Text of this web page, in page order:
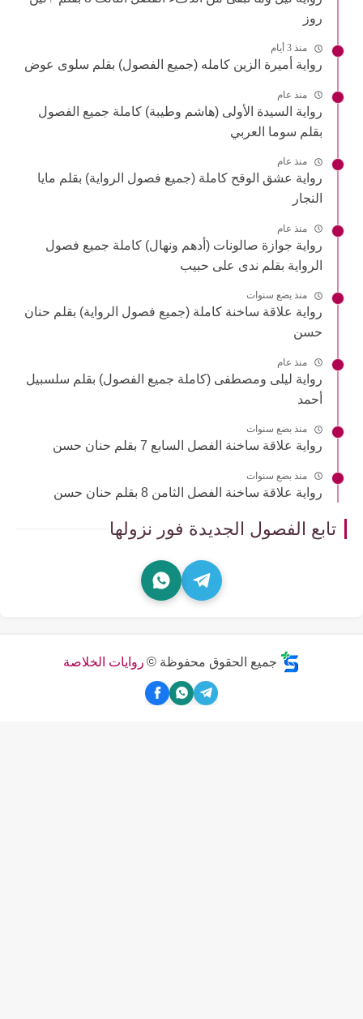
روز
منذ 3 أيام
رواية أميرة الزين كامله (جميع الفصول) بقلم سلوى عوض
منذ عام
رواية السيدة الأولى (هاشم وطيبة) كاملة جميع الفصول
بقلم سوما العربي
منذ عام
رواية عشق الوقح كاملة (جميع فصول الرواية) بقلم مايا
النجار
منذ عام
رواية جوازة صالونات (أدهم ونهال) كاملة جميع فصول
الرواية بقلم ندى على حبيب
منذ بضع سنوات
رواية علاقة ساخنة كاملة (جميع فصول الرواية) بقلم حنان
حسن
منذ عام
رواية ليلى ومصطفى (كاملة جميع الفصول) بقلم سلسبيل
أحمد
منذ بضع سنوات
رواية علاقة ساخنة الفصل السابع 7 بقلم حنان حسن
منذ بضع سنوات
رواية علاقة ساخنة الفصل الثامن 8 بقلم حنان حسن
تابع الفصول الجديدة فور نزولها
جميع الحقوق محفوظة © روايات الخلاصة